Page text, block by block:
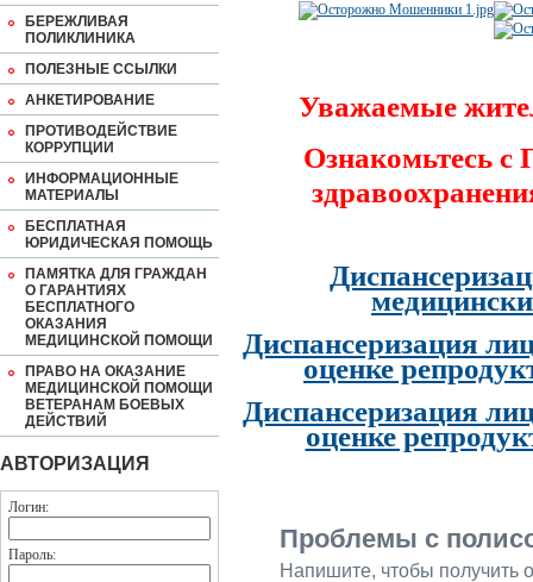
БЕРЕЖЛИВАЯ
ПОЛИКЛИНИКА
ПОЛЕЗНЫЕ ССЫЛКИ
АНКЕТИРОВАНИЕ
ПРОТИВОДЕЙСТВИЕ
КОРРУПЦИИ
ИНФОРМАЦИОННЫЕ
МАТЕРИАЛЫ
БЕСПЛАТНАЯ
ЮРИДИЧЕСКАЯ ПОМОЩЬ
ПАМЯТКА ДЛЯ ГРАЖДАН
О ГАРАНТИЯХ
БЕСПЛАТНОГО
ОКАЗАНИЯ
МЕДИЦИНСКОЙ ПОМОЩИ
ПРАВО НА ОКАЗАНИЕ
МЕДИЦИНСКОЙ ПОМОЩИ
ВЕТЕРАНАМ БОЕВЫХ
ДЕЙСТВИЙ
АВТОРИЗАЦИЯ
Логин:
Пароль:
Уважаемые
Ознакомьтесь
Диспансеризация
оценке
Диспансеризация
оценке
Проблемы с
Напишите, чтобы получить